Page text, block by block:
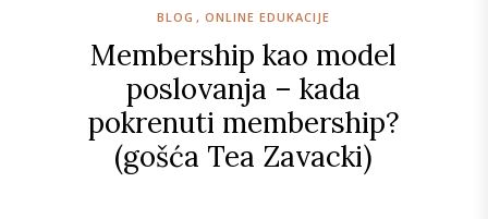
Membership kao model
poslovanja – kada
pokrenuti membership?
(gošća Tea Zavacki)
BLOG ONLINE EDUKACIJE